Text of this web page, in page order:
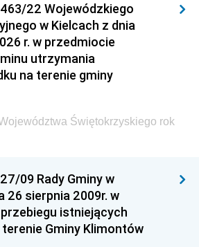
22 Wojewódzkiego
w Kielcach z dnia
r. w przedmiocie
utrzymania
na terenie gminy
Świętokrzyskiego rok
09 Rady Gminy w
26 sierpnia 2009r. w
istniejących
Gminy Klimontów